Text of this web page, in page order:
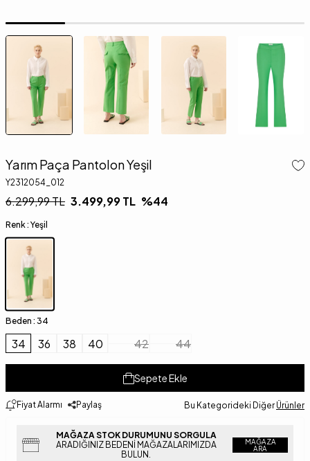
Yarım Paça Pantolon Yeşil
Y2312054_012
6.299,99TL 3.499,99TL %44
Renk : Yeşil
Beden : 34
34 36 38 40 42 44
Sepete Ekle
Fiyat Alarmı Paylaş Bu Kategorideki Diğer Ürünler
MAĞAZA STOK DURUMUNU SORGULA
ARADIĞINIZ BEDENI MAĞAZALARIMIZDA
BULUN.
MAĞAZA
ARA